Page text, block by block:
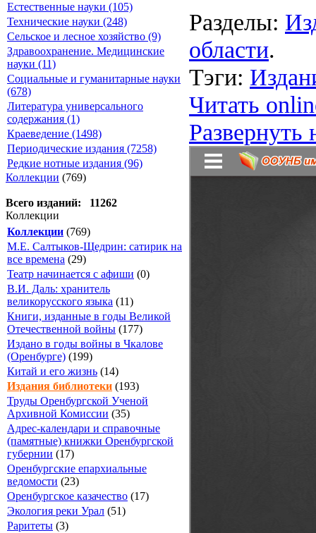
Естественные науки (105)
Технические науки (248)
Сельское и лесное хозяйство (9)
Здравоохранение. Медицинские
науки (11)
Социальные и гуманитарные науки
(678)
Литература универсального
содержания (1)
Краеведение (1498)
Периодические издания (7258)
Редкие нотные издания (96)
Коллекции (769)
Всего изданий: 11262
Коллекции
Коллекции (769)
М.Е. Салтыков-Щедрин: сатирик на
все времена (29)
Театр начинается с афиши (0)
В.И. Даль: хранитель
великорусского языка (11)
Книги, изданные в годы Великой
Отечественной войны (177)
Издано в годы войны в Чкалове
(Оренбурге) (199)
Китай и его жизнь (14)
Издания библиотеки (193)
Труды Оренбургской Ученой
Архивной Комиссии (35)
Адрес-календари и справочные
(памятные) книжки Оренбургской
губернии (17)
Оренбургские епархиальные
ведомости (23)
Оренбургское казачество (17)
Экология реки Урал (51)
Раритеты (3)
Разделы:
области.
Тэги:
Читать
Развернуть